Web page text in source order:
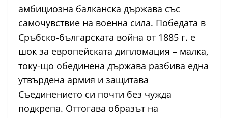
амбициозна балканска държава със
самочувствие на военна сила. Победата в
Сръбско-българската война от 1885 г. е
шок за европейската дипломация – малка,
току-що обединена държава разбива една
утвърдена армия и защитава
Съединението си почти без чужда
подкрепа. Оттогава образът на